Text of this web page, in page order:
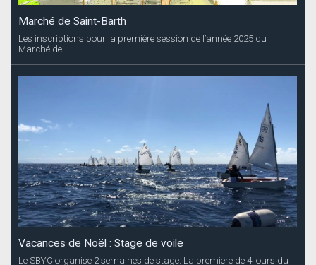
Marché de Saint-Barth
Les inscriptions pour la première session de l’année 2025 du
Marché de...
Vacances de Noël : Stage de voile
Le SBYC organise 2 semaines de stage. La premiere de 4 jours du